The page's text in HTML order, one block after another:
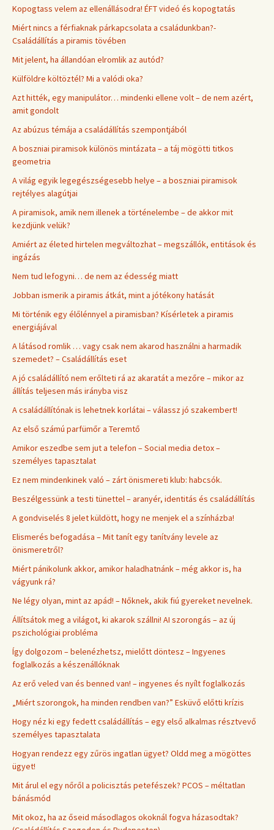
Kopogtass velem az ellenállásodra! ÉFT videó és kopogtatás
Miért nincs a férfiaknak párkapcsolata a családunkban?-
Családállítás a piramis tövében
Mit jelent, ha állandóan elromlik az autód?
Külföldre költöztél? Mi a valódi oka?
Azt hitték, egy manipulátor… mindenki ellene volt – de nem azért,
amit gondolt
Az abúzus témája a családállítás szempontjából
A boszniai piramisok különös mintázata – a táj mögötti titkos
geometria
A világ egyik legegészségesebb helye – a boszniai piramisok
rejtélyes alagútjai
A piramisok, amik nem illenek a történelembe – de akkor mit
kezdjünk velük?
Amiért az életed hirtelen megváltozhat – megszállók, entitások és
ingázás
Nem tud lefogyni… de nem az édesség miatt
Jobban ismerik a piramis átkát, mint a jótékony hatását
Mi történik egy élőlénnyel a piramisban? Kísérletek a piramis
energiájával
A látásod romlik … vagy csak nem akarod használni a harmadik
szemedet? – Családállítás eset
A jó családállító nem erőlteti rá az akaratát a mezőre – mikor az
állítás teljesen más irányba visz
A családállítónak is lehetnek korlátai – válassz jó szakembert!
Az első számú parfümőr a Teremtő
Amikor eszedbe sem jut a telefon – Social media detox –
személyes tapasztalat
Ez nem mindenkinek való – zárt önismereti klub: habcsók.
Beszélgessünk a testi tünettel – aranyér, identitás és családállítás
A gondviselés 8 jelet küldött, hogy ne menjek el a színházba!
Elismerés befogadása – Mit tanít egy tanítvány levele az
önismeretről?
Miért pánikolunk akkor, amikor haladhatnánk – még akkor is, ha
vágyunk rá?
Ne légy olyan, mint az apád! – Nőknek, akik fiú gyereket nevelnek.
Állítsátok meg a világot, ki akarok szállni! AI szorongás – az új
pszichológiai probléma
Így dolgozom – belenézhetsz, mielőtt döntesz – Ingyenes
foglalkozás a készenállóknak
Az erő veled van és benned van! – ingyenes és nyílt foglalkozás
„Miért szorongok, ha minden rendben van?” Esküvő előtti krízis
Hogy néz ki egy fedett családállítás – egy első alkalmas résztvevő
személyes tapasztalata
Hogyan rendezz egy zűrös ingatlan ügyet? Oldd meg a mögöttes
ügyet!
Mit árul el egy nőről a policisztás petefészek? PCOS – méltatlan
bánásmód
Mit okoz, ha az őseid másodlagos okoknál fogva házasodtak?